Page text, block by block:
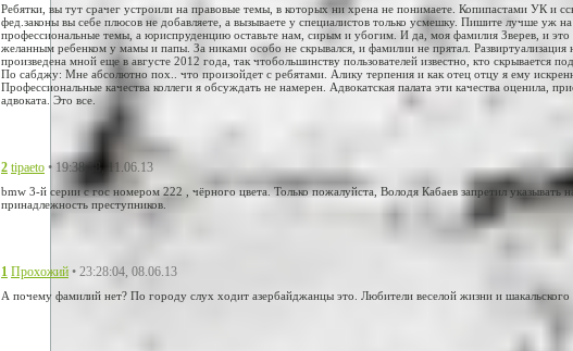
Ребятки, вы тут срачег устроили на правовые темы, в которых ни хрена не понимаете. Копипастами УК и
фед.законы вы себе плюсов не добавляете, а вызываете у специалистов только усмешку. Пишите лучше уж
профессиональные темы, а юриспруденцию оставьте нам, сирым и убогим. И да, моя фамилия Зверев, и это
желанным ребенком у мамы и папы. За никами особо не скрывался, и фамилии не прятал. Развиртуализация
произведена мной еще в августе 2012 года, так чтобольшинству пользователей известно, кто скрывается
По сабджу: Мне абсолютно пох.. что произойдет с ребятами. Алику терпения и как отец отцу я ему
Профессиональные качества коллеги я обсуждать не намерен. Адвокатская палата эти качества оценила,
адвоката. Это все.
2 tipaeto • 19:38:38, 11.06.13
bmw 3-й серии с гос номером 222 , чёрного цвета. Только пожалуйста, Володя Кабаев запретил указывать
принадлежность преступников.
1 Прохожий • 23:28:04, 08.06.13
А почему фамилий нет? По городу слух ходит азербайджанцы это. Любители веселой жизни и шакальского